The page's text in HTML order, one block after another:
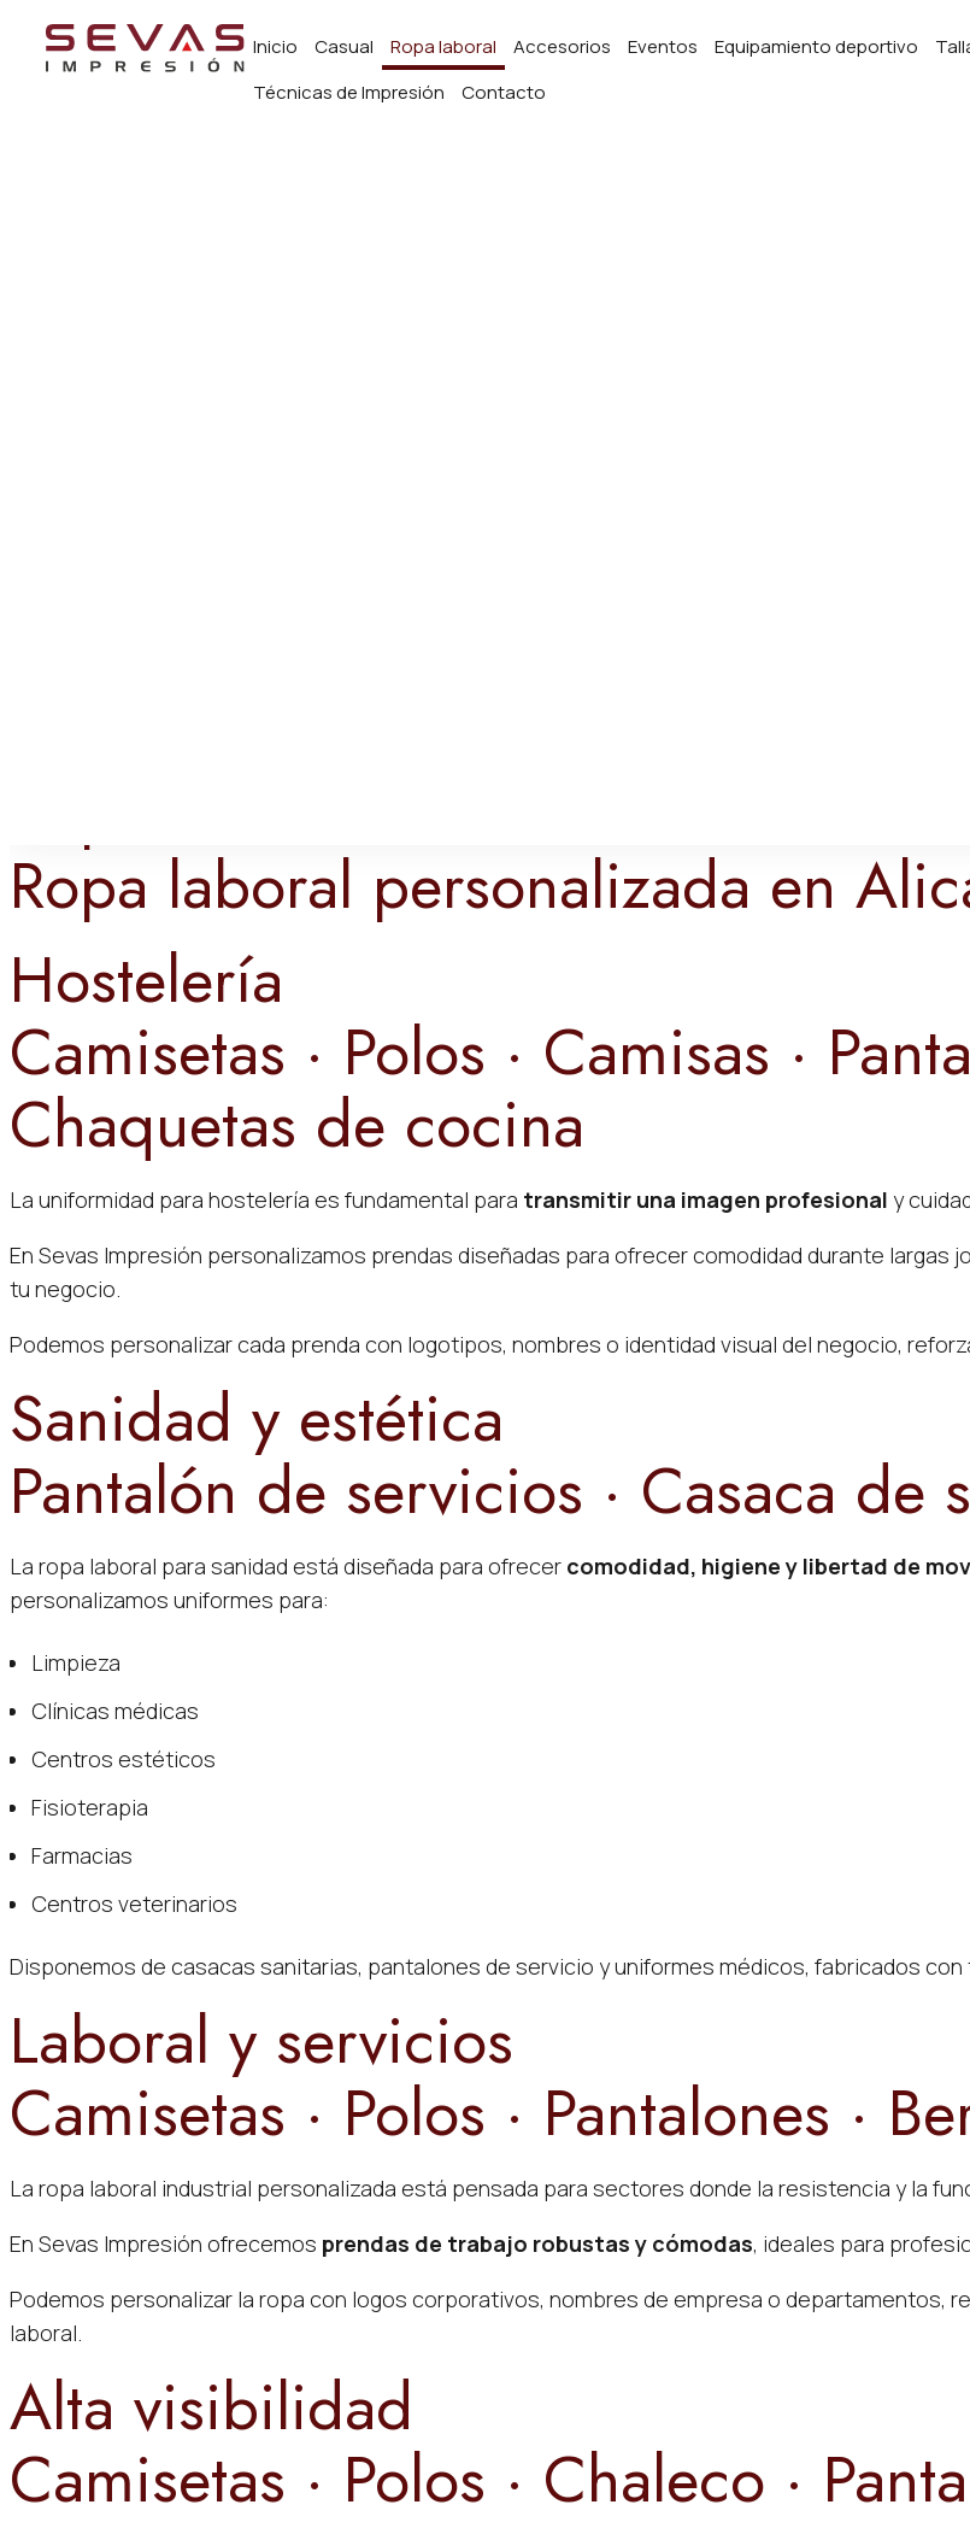
Inicio Casual Ropa laboral Accesorios Eventos Equipamiento deportivo
Técnicas de Impresión
Contacto
Ropa laboral personalizada en
Hostelería
Camisetas · Polos · Camisas ·
Chaquetas de cocina
La uniformidad para hostelería es fundamental para transmitir una imagen profesional y
En Sevas Impresión personalizamos prendas diseñadas para ofrecer comodidad durante
tu negocio.
Podemos personalizar cada prenda con logotipos, nombres o identidad visual del negocio,
Sanidad y estética
Pantalón de servicios · Casaca de
La ropa laboral para sanidad está diseñada para ofrecer comodidad, higiene y libertad de
personalizamos uniformes para:
Limpieza
Clínicas médicas
Centros estéticos
Fisioterapia
Farmacias
Centros veterinarios
Disponemos de casacas sanitarias, pantalones de servicio y uniformes médicos, fabricados
Laboral y servicios
Camisetas · Polos · Pantalones ·
La ropa laboral industrial personalizada está pensada para sectores donde la resistencia y la
En Sevas Impresión ofrecemos prendas de trabajo robustas y cómodas, ideales para
Podemos personalizar la ropa con logos corporativos, nombres de empresa o departamentos,
laboral.
Alta visibilidad
Camisetas · Polos · Chaleco ·